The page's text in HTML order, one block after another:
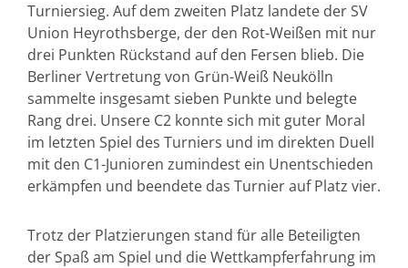
Turniersieg. Auf dem zweiten Platz landete der SV
Union Heyrothsberge, der den Rot-Weißen mit nur
drei Punkten Rückstand auf den Fersen blieb. Die
Berliner Vertretung von Grün-Weiß Neukölln
sammelte insgesamt sieben Punkte und belegte
Rang drei. Unsere C2 konnte sich mit guter Moral
im letzten Spiel des Turniers und im direkten Duell
mit den C1-Junioren zumindest ein Unentschieden
erkämpfen und beendete das Turnier auf Platz vier.
Trotz der Platzierungen stand für alle Beteiligten
der Spaß am Spiel und die Wettkampferfahrung im